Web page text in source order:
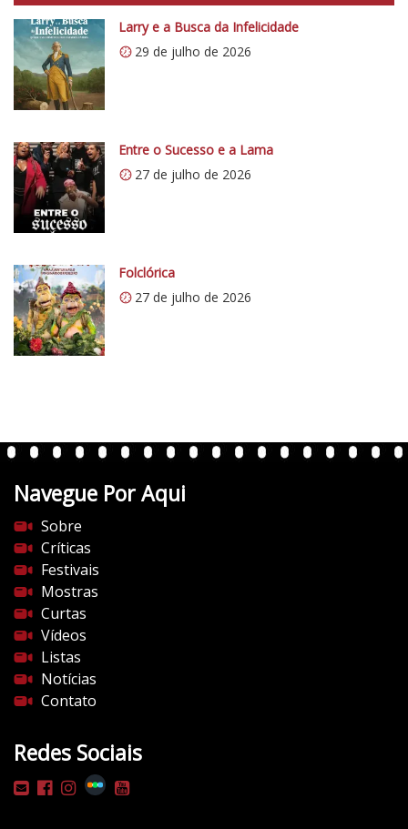
r
í
t
i
c
5
1
p
s
:
/
/
0
.
w
p
.
o
m
/
v
e
n
e
d
o
c
i
n
e
m
a
.
o
m
/
Larry e a Busca da Infelicidade
29 de julho de 2026
Entre o Sucesso e a Lama
27 de julho de 2026
Folclórica
27 de julho de 2026
Navegue Por Aqui
Sobre
Críticas
Festivais
Mostras
Curtas
Vídeos
Listas
Notícias
Contato
Redes Sociais